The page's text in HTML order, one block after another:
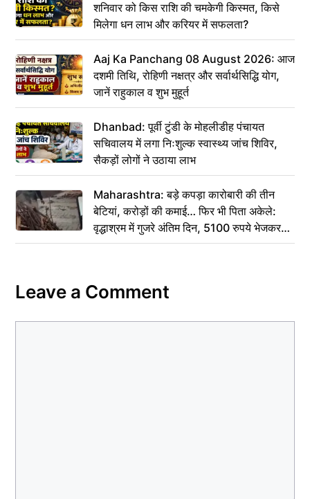
शनिवार को किस राशि की चमकेगी किस्मत, किसे
मिलेगा धन लाभ और करियर में सफलता?
Aaj Ka Panchang 08 August 2026: आज
दशमी तिथि, रोहिणी नक्षत्र और सर्वार्थसिद्धि योग,
जानें राहुकाल व शुभ मुहूर्त
Dhanbad: पूर्वी टुंडी के मोहलीडीह पंचायत
सचिवालय में लगा निःशुल्क स्वास्थ्य जांच शिविर,
सैकड़ों लोगों ने उठाया लाभ
Maharashtra: बड़े कपड़ा कारोबारी की तीन
बेटियां, करोड़ों की कमाई… फिर भी पिता अकेले:
वृद्धाश्रम में गुजरे अंतिम दिन, 5100 रुपये भेजकर
कहा– अंतिम संस्कार कर दीजिए हम नहीं आ पाएंगे
Leave a Comment